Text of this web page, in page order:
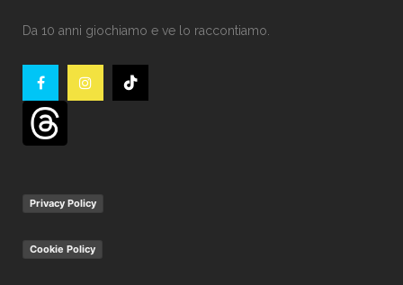
Da 10 anni giochiamo e ve lo raccontiamo.
Privacy Policy
Cookie Policy